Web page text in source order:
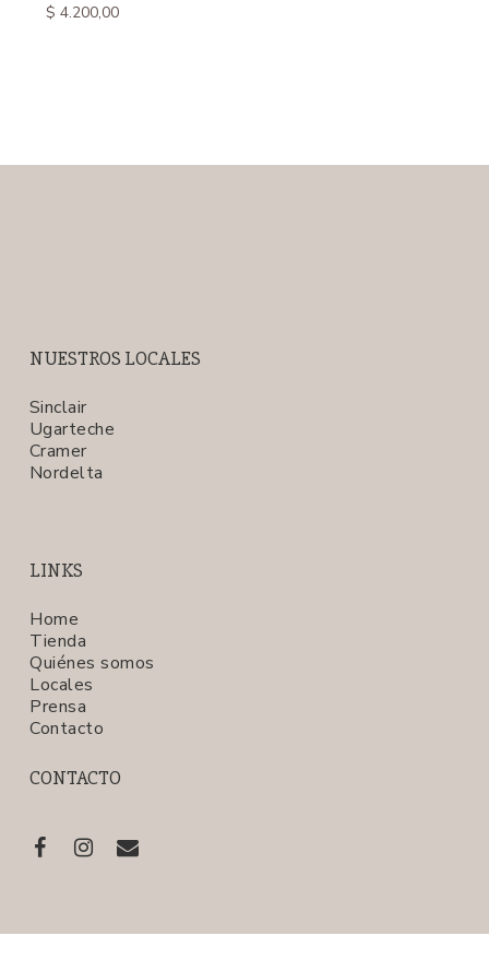
$ 4.200,00
NUESTROS LOCALES
Sinclair
Ugarteche
Cramer
Nordelta
LINKS
Home
Tienda
Quiénes somos
Locales
Prensa
Contacto
CONTACTO